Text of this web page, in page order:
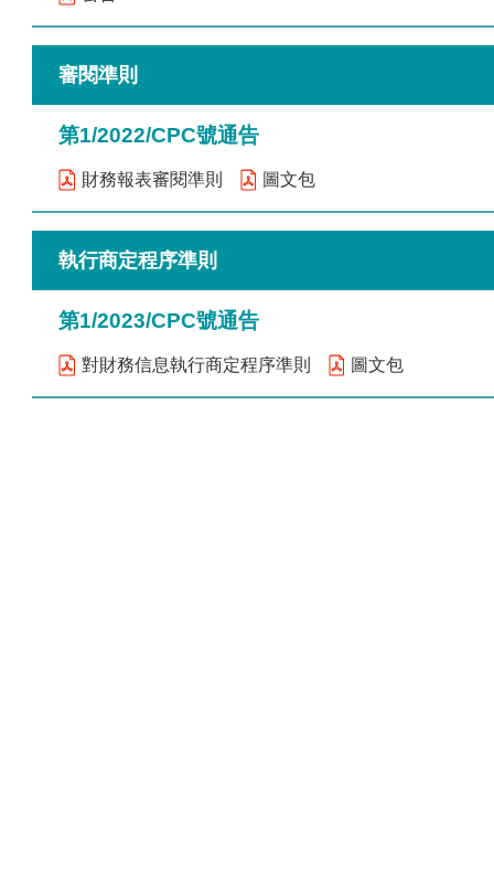
審閱準則
第1/2022/CPC號通告
財務報表審閱準則 圖文包
執行商定程序準則
第1/2023/CPC號通告
對財務信息執行商定程序準則 圖文包